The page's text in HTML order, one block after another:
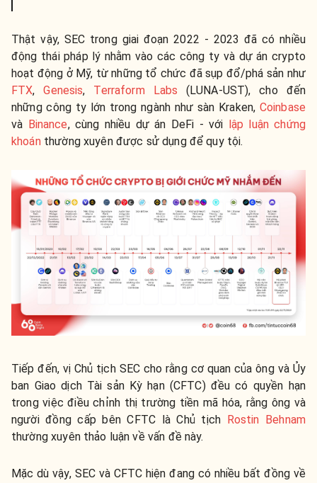
Thật vậy, SEC trong giai đoạn 2022 - 2023 đã có nhiều
động thái pháp lý nhằm vào các công ty và dự án crypto
hoạt động ở Mỹ, từ những tổ chức đã sụp đổ/phá sản như
FTX,Genesis, Terraform Labs (LUNA-UST), cho đến
những công ty lớn trong ngành như sàn Kraken, Coinbase
và Binance, cùng nhiều dự án DeFi - với
lập luận chứng
khoánthường xuyên được sử dụng để quy tội.
Tiếp đến, vị Chủ tịch SEC cho rằng cơ quan của ông và Ủy
ban Giao dịch Tài sản Kỳ hạn (CFTC) đều có quyền hạn
trong việc điều chỉnh thị trường tiền mã hóa, rằng ông và
người đồng cấp bên CFTC là Chủ tịch
Rostin Behnam
thường xuyên thảo luận về vấn đề này.
Mặc dù vậy, SEC và CFTC hiện đang có nhiều bất đồng về